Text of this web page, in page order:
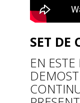
SET DE
EN